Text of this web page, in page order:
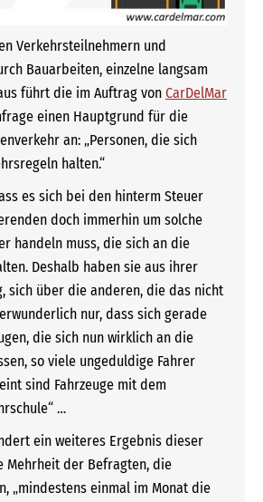
Verkehrsteilnehmern und
Bauarbeiten, einzelne langsam
führt die im Auftrag von CarDelMar
einen Hauptgrund für die
an: „Personen, die sich
halten.“
es sich bei den hinterm Steuer
doch immerhin um solche
handeln muss, die sich an die
Deshalb haben sie aus ihrer
sich über die anderen, die das nicht
nur, dass sich gerade
die sich nun wirklich an die
so viele ungeduldige Fahrer
sind Fahrzeuge mit dem
…
ein weiteres Ergebnis dieser
Mehrheit der Befragten, die
„mindestens einmal im Monat die